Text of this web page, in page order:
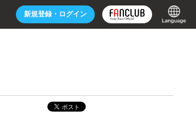
新規登録・ ログイン